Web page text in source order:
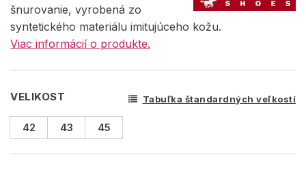
šnurovanie, vyrobená zo
syntetického materiálu imitujúceho kožu.
Viac informácií o produkte.
VELIKOST Tabuľka štandardných veľkostí
42 43 45